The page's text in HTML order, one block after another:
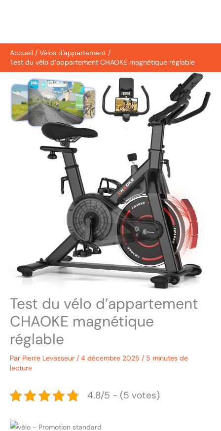
Accueil
Vélos d'appartement
Test du vélo d’appartement CHAOKE magnétique réglable
Test du vélo d’appartement
CHAOKE magnétique
réglable
Par Pierre Levasseur / 4 décembre 2025 / 5 minutes de
lecture
4.8/5 - (5 votes)